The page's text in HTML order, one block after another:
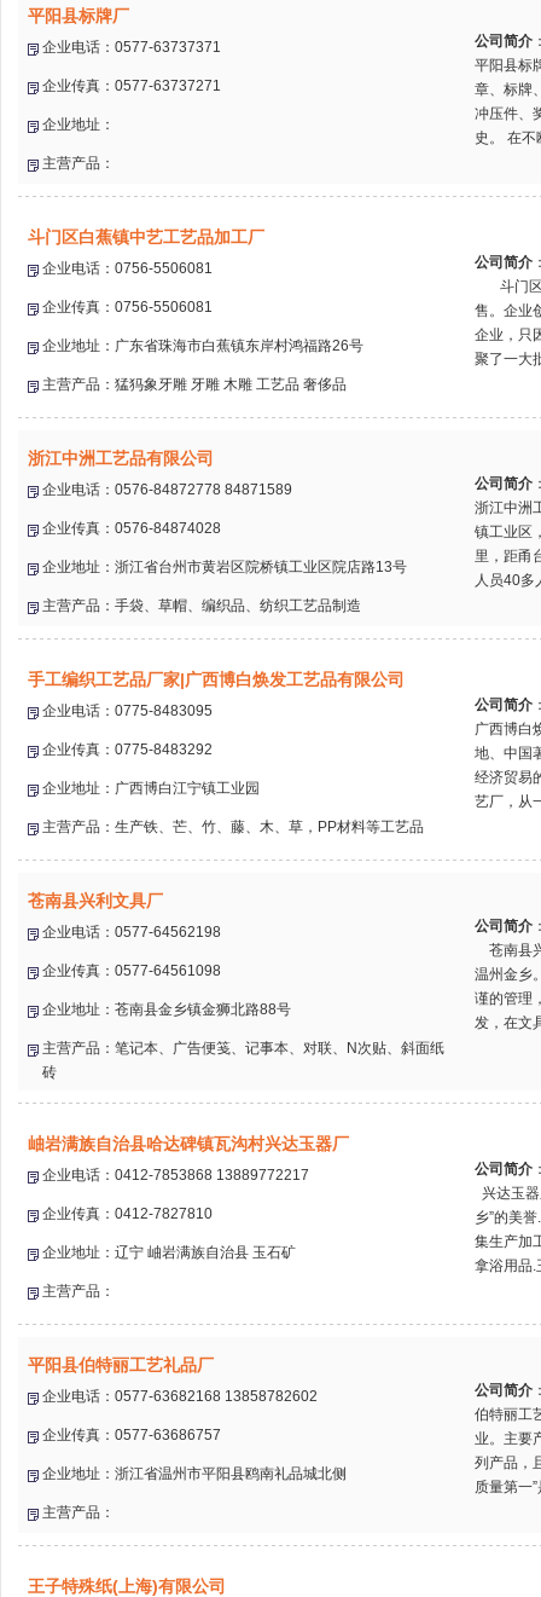
平阳县标牌厂
企业电话：0577-63737371
企业传真：0577-63737271
企业地址：
主营产品：
公司简介
平阳县标
章、标牌
冲压件、
史。 在不
斗门区白蕉镇中艺工艺品加工厂
企业电话：0756-5506081
企业传真：0756-5506081
企业地址：广东省珠海市白蕉镇东岸村鸿福路26号
主营产品：猛犸象牙雕 牙雕 木雕 工艺品 奢侈品
公司简介
斗门区
售。企业
企业，只
聚了一大
浙江中洲工艺品有限公司
企业电话：0576-84872778 84871589
企业传真：0576-84874028
企业地址：浙江省台州市黄岩区院桥镇工业区院店路13号
主营产品：手袋、草帽、编织品、纺织工艺品制造
公司简介
浙江中洲
镇工业区
里，距甬
人员40多
手工编织工艺品厂家|广西博白焕发工艺品有限公司
企业电话：0775-8483095
企业传真：0775-8483292
企业地址：广西博白江宁镇工业园
主营产品：生产铁、芒、竹、藤、木、草，PP材料等工艺品
公司简介
广西博白
地、中国
经济贸易
艺厂，从
苍南县兴利文具厂
企业电话：0577-64562198
企业传真：0577-64561098
企业地址：苍南县金乡镇金狮北路88号
主营产品：笔记本、广告便笺、记事本、对联、N次贴、斜面纸
砖
公司简介
苍南县
温州金乡
谨的管理
发，在文
岫岩满族自治县哈达碑镇瓦沟村兴达玉器厂
企业电话：0412-7853868 13889772217
企业传真：0412-7827810
企业地址：辽宁 岫岩满族自治县 玉石矿
主营产品：
公司简介
兴达玉
乡”的美
集生产加
拿浴用品.
平阳县伯特丽工艺礼品厂
企业电话：0577-63682168 13858782602
企业传真：0577-63686757
企业地址：浙江省温州市平阳县鸥南礼品城北侧
主营产品：
公司简介
伯特丽工
业。主要
列产品，
质量第一
王子特殊纸(上海)有限公司